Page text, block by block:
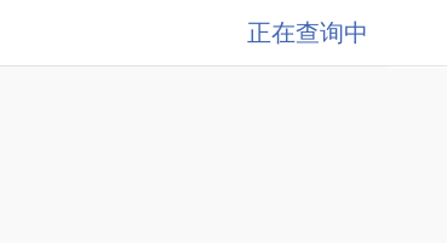
正在查询中